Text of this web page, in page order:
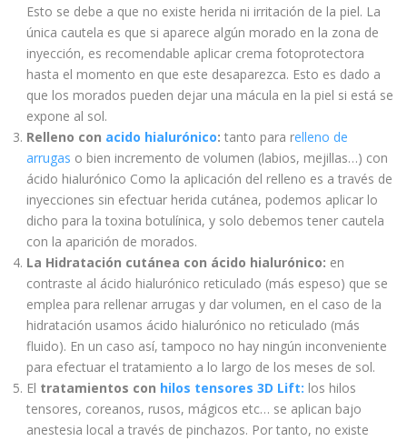
Esto se debe a que no existe herida ni irritación de la piel. La
única cautela es que si aparece algún morado en la zona de
inyección, es recomendable aplicar crema fotoprotectora
hasta el momento en que este desaparezca. Esto es dado a
que los morados pueden dejar una mácula en la piel si está se
expone al sol.
Relleno con acido hialurónico: tanto para relleno de
arrugas o bien incremento de volumen (labios, mejillas…) con
ácido hialurónico Como la aplicación del relleno es a través de
inyecciones sin efectuar herida cutánea, podemos aplicar lo
dicho para la toxina botulínica, y solo debemos tener cautela
con la aparición de morados.
La Hidratación cutánea con ácido hialurónico: en
contraste al ácido hialurónico reticulado (más espeso) que se
emplea para rellenar arrugas y dar volumen, en el caso de la
hidratación usamos ácido hialurónico no reticulado (más
fluido). En un caso así, tampoco no hay ningún inconveniente
para efectuar el tratamiento a lo largo de los meses de sol.
El tratamientos con hilos tensores 3D Lift: los hilos
tensores, coreanos, rusos, mágicos etc… se aplican bajo
anestesia local a través de pinchazos. Por tanto, no existe